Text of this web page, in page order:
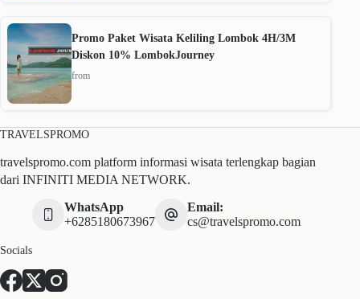
Promo Paket Wisata Keliling Lombok 4H/3M
Diskon 10% LombokJourney
from
TRAVELSPROMO
travelspromo.com platform informasi wisata terlengkap bagian
dari INFINITI MEDIA NETWORK.
WhatsApp
+6285180673967
Email:
cs@travelspromo.com
Socials